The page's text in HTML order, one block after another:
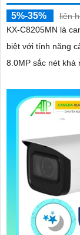
5%-35%
liên
KX-C8205MN là
biệt với tính năng cấp
8.0MP sắc nét khả